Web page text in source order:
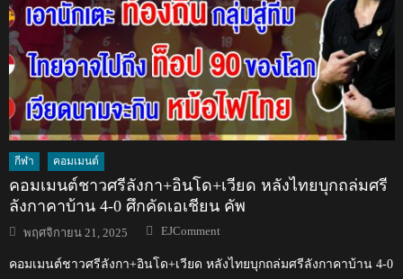
กีฬา คอมเมนต์
คอมเมนต์ชาวศรีลังกา+อินโด+เวียด หลังไทยบุกถล่มศรี
ลังกาคาบ้าน 4-0 ศึกคัดเอเชียน คัพ
Posted
on
พฤศจิกายน 21, 2025 Author
EJComment
คอมเมนต์ชาวศรีลังกา+อินโด+เวียด หลังไทยบุกถล่มศรีลังกาคาบ้าน 4-0